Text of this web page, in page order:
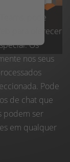
pode
para oferecer
Os
nos seus
Pode
de chat que
podem ser
em qualquer